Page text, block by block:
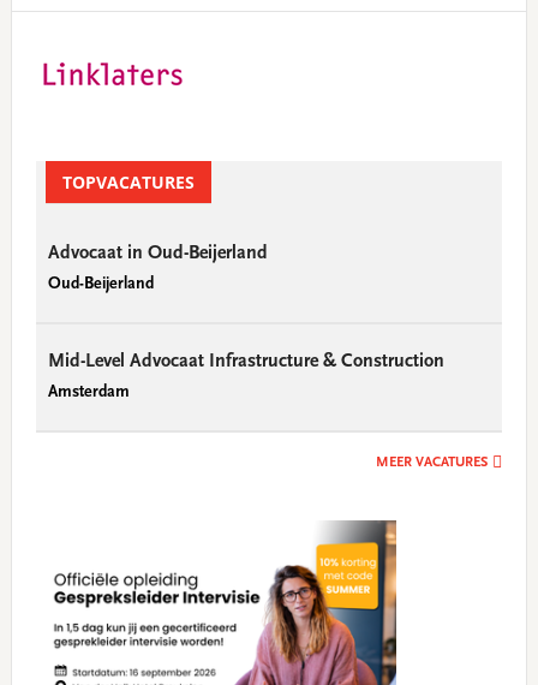
Sidebar
TOPVACATURES
Advocaat in Oud-Beijerland
Oud-Beijerland
Mid-Level Advocaat Infrastructure & Construction
Amsterdam
MEER VACATURES